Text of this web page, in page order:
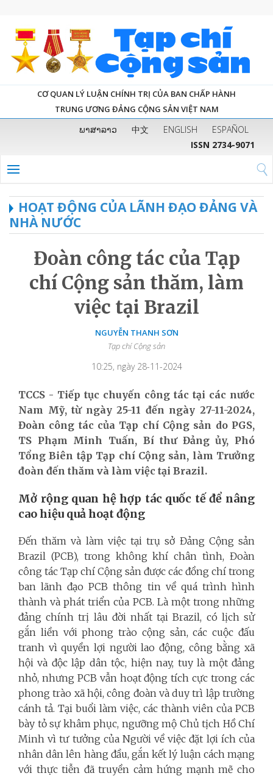
CƠ QUAN LÝ LUẬN CHÍNH TRỊ CỦA BAN CHẤP HÀNH
TRUNG ƯƠNG ĐẢNG CỘNG SẢN VIỆT NAM
ພາສາລາວ 中文 ENGLISH
ESPAÑOL
ISSN 2734-9071
HOẠT ĐỘNG CỦA LÃNH ĐẠO ĐẢNG VÀ
NHÀ NƯỚC
Đoàn công tác của Tạp
chí Cộng sản thăm, làm
việc tại Brazil
NGUYỄN THANH SƠN
Tạp chí Cộng sản
10:25, ngày 28-11-2024
TCCS - Tiếp tục chuyến công tác tại các nước
Nam Mỹ, từ ngày 25-11 đến ngày 27-11-2024,
Đoàn công tác của Tạp chí Cộng sản do PGS,
TS Phạm Minh Tuấn, Bí thư Đảng ủy, Phó
Tổng Biên tập Tạp chí Cộng sản, làm Trưởng
đoàn đến thăm và làm việc tại Brazil.
Mở rộng quan hệ hợp tác quốc tế để nâng
cao hiệu quả hoạt động
Đến thăm và làm việc tại trụ sở Đảng Cộng sản
Brazil (PCB), trong không khí chân tình, Đoàn
công tác Tạp chí Cộng sản được các đồng chí trong
ban lãnh đạo PCB thông tin về quá trình hình
thành và phát triển của PCB. Là một trong những
đảng chính trị lâu đời nhất tại Brazil, có lịch sử
gắn liền với phong trào cộng sản, các cuộc đấu
tranh vì quyền lợi người lao động, công bằng xã
hội và độc lập dân tộc, hiện nay, tuy là một đảng
nhỏ, nhưng PCB vẫn hoạt động tích cực trong các
phong trào xã hội, công đoàn và duy trì lập trường
cánh tả. Tại buổi làm việc, các thành viên của PCB
bày tỏ sự khâm phục, ngưỡng mộ Chủ tịch Hồ Chí
Minh vì tư tưởng của Người về việc đặt lợi ích của
nhân dân lên hàng đầu, gắn kết lý luận cách mạng
với thực tiễn đã truyền cảm hứng mạnh mẽ cho